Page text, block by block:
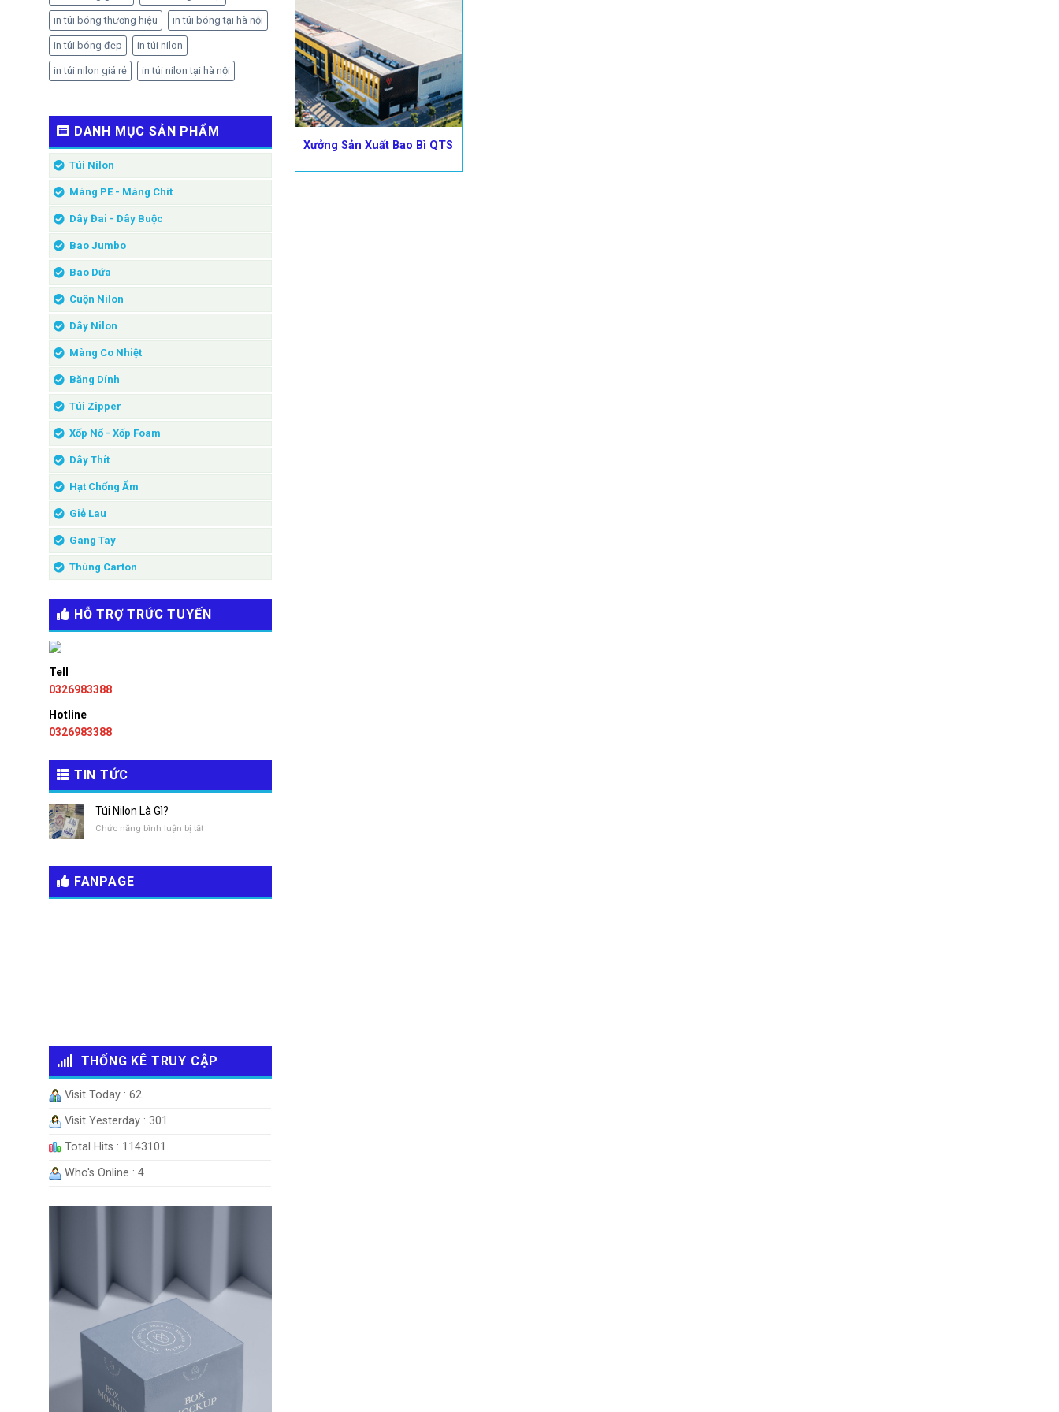
in túi bóng thương hiệu in túi bóng tại hà nội
in túi bóng đẹp in túi nilon
in túi nilon giá rẻ in túi nilon tại hà nội
DANH MỤC SẢN PHẨM
Túi Nilon
Màng PE - Màng Chít
Dây Đai - Dây Buộc
Bao Jumbo
Bao Dứa
Cuộn Nilon
Dây Nilon
Màng Co Nhiệt
Băng Dính
Túi Zipper
Xốp Nổ - Xốp Foam
Dây Thít
Hạt Chống Ẩm
Giẻ Lau
Gang Tay
Thùng Carton
HỖ TRỢ TRỨC TUYẾN
Tell
0326983388
Hotline
0326983388
TIN TỨC
Túi Nilon Là Gì?
Chức năng bình luận bị tắtở
Là
FANPAGE
THỐNG KÊ TRUY CẬP
Visit Today : 62
Visit Yesterday : 301
Total Hits : 1143101
Who's Online : 4
Xưởng Sản Xuất Bao Bì QTS